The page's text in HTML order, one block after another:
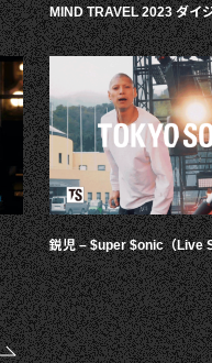
MIND TRAVEL 2023 ダイ
鋭児 – $uper $onic（Live